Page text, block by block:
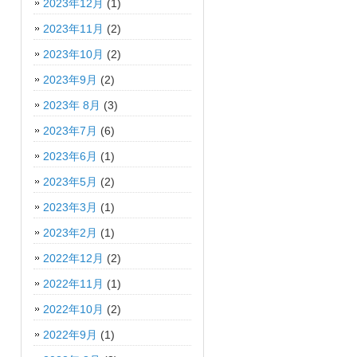
2023年12月 (1)
2023年11月 (2)
2023年10月 (2)
2023年9月 (2)
2023年 8月 (3)
2023年7月 (6)
2023年6月 (1)
2023年5月 (2)
2023年3月 (1)
2023年2月 (1)
2022年12月 (2)
2022年11月 (1)
2022年10月 (2)
2022年9月 (1)